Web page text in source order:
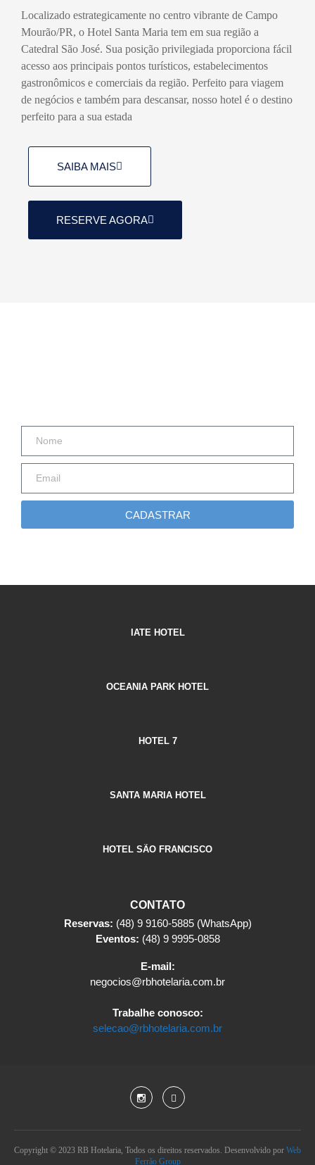
Localizado estrategicamente no centro vibrante de Campo
Mourão/PR, o Hotel Santa Maria tem em sua região a
Catedral São José. Sua posição privilegiada proporciona fácil
acesso aos principais pontos turísticos, estabelecimentos
gastronômicos e comerciais da região. Perfeito para viagem
de negócios e também para descansar, nosso hotel é o destino
perfeito para a sua estada
SAIBA MAIS
RESERVE AGORA
CADASTRAR
IATE HOTEL
OCEANIA PARK HOTEL
HOTEL 7
SANTA MARIA HOTEL
HOTEL SÃO FRANCISCO
CONTATO
Reservas: (48) 9 9160-5885 (WhatsApp)
Eventos: (48) 9 9995-0858
E-mail:
negocios@rbhotelaria.com.br
Trabalhe conosco:
selecao@rbhotelaria.com.br
Copyright © 2023 RB Hotelaria, Todos os direitos reservados. Desenvolvido por Web
Ferrão Group